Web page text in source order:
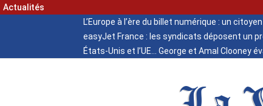
Actualités
L’Europe à l’ère du billet numérique : un
easyJet France : les syndicats déposent un
États-Unis et l’UE
George et Amal Clooney